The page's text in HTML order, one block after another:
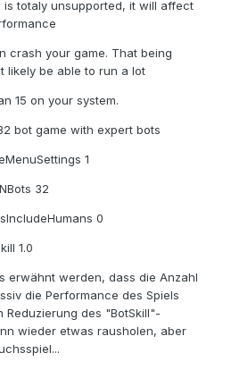
is totaly unsupported, it will affect
crash your game. That being
likely be able to run a lot
15 on your system.
bot game with expert bots
1
32
0
1.0
erwähnt werden, dass die Anzahl
die Performance des Spiels
Reduzierung des "BotSkill"-
wieder etwas rausholen, aber